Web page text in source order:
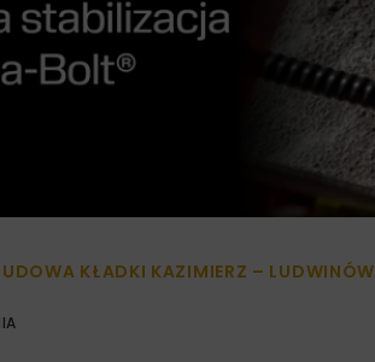
KŁADKI KAZIMIERZ – LUDWINÓW